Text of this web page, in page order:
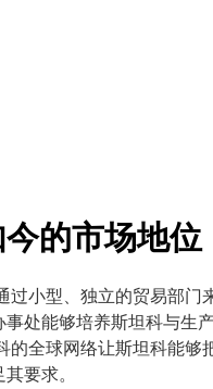
的市场地位
过小型、独立的贸易部
事处能够培养斯坦科与生
的全球网络让斯坦科能
要求。